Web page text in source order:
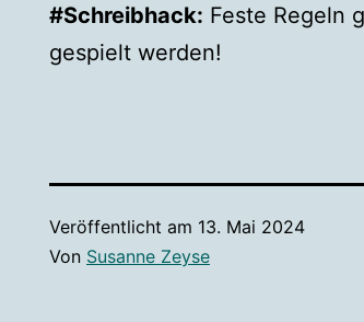
#Schreibhack: Feste Regeln
gespielt werden!
Veröffentlicht am 13. Mai 2024
Von Susanne Zeyse